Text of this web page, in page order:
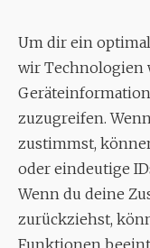
Um dir ein
wir Technologien
zuzugreifen.
zustimmst,
oder eindeutige
Wenn du deine
zurückziehst,
Funktionen
Tel.